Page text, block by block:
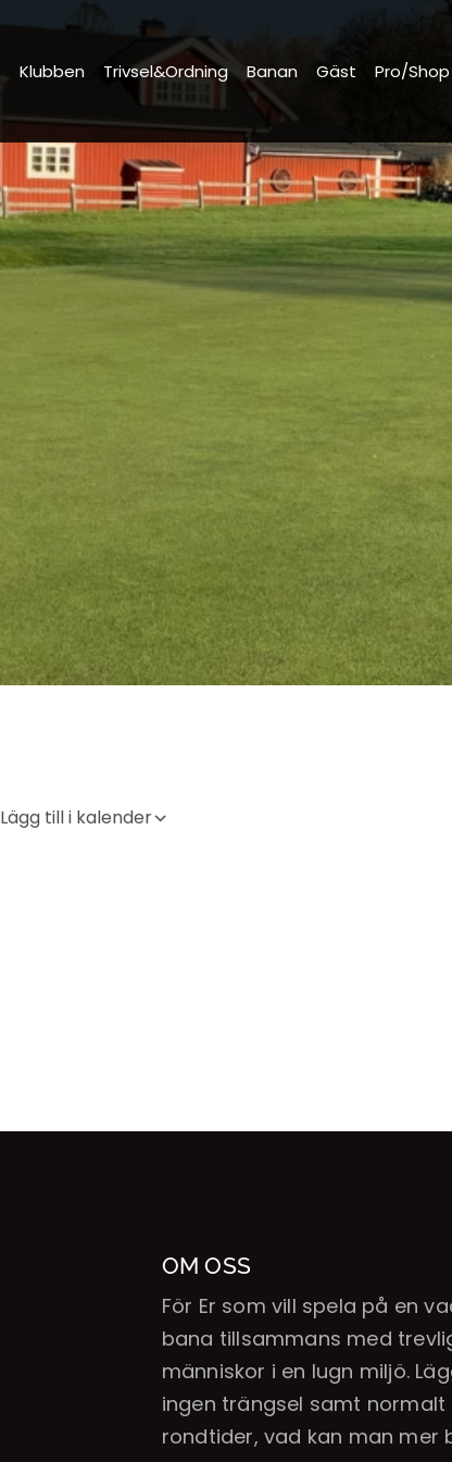
Klubben Trivsel&Ordning Banan Gäst Pro/Shop
Lägg till i kalender
OM OSS
För Er som vill spela på en
bana tillsammans med
människor i en lugn miljö.
ingen trängsel samt normalt
rondtider, vad kan man mer